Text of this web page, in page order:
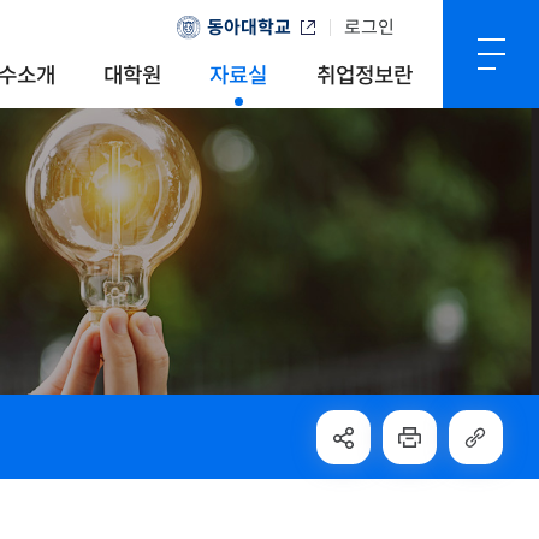
동아대학교 로그인
소개 대학원 자료실 취업정보란